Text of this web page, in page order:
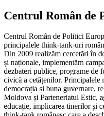
Centrul Român de
Centrul Român de Politici
principalele think-tank-uri
Din 2009 realizăm cercetări în
și naționale, implementăm
dezbateri publice, programe de
civică a cetățenilor. Principalele
democrația și buna guvernare,
Moldova și Parteneriatul Estic,
educație, implicarea tinerilor și